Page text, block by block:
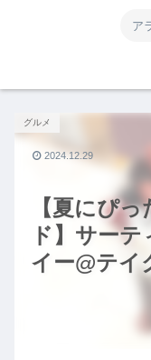
ア
【夏にぴ
ド】サー
イー@テイ
グルメ
2024.12.29